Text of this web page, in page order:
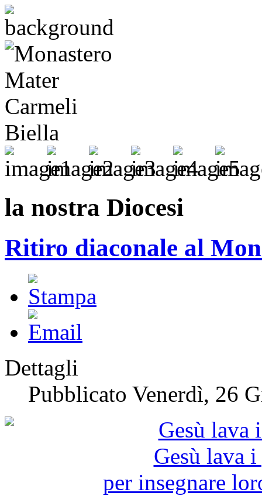
la nostra Diocesi
Ritiro diaconale al
Dettagli
Pubblicato Venerdì, 26
Gesù lava
per insegnare